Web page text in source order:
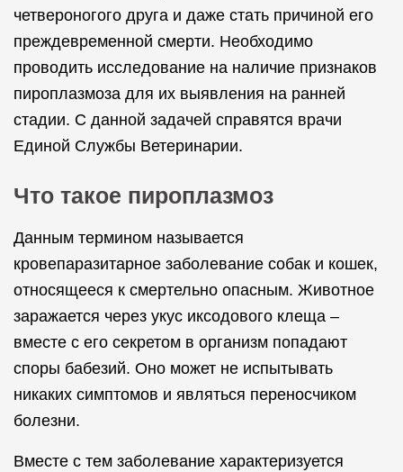
четвероногого друга и даже стать причиной его
преждевременной смерти. Необходимо
проводить исследование на наличие признаков
пироплазмоза для их выявления на ранней
стадии. С данной задачей справятся врачи
Единой Службы Ветеринарии.
Что такое пироплазмоз
Данным термином называется
кровепаразитарное заболевание собак и кошек,
относящееся к смертельно опасным. Животное
заражается через укус иксодового клеща –
вместе с его секретом в организм попадают
споры бабезий. Оно может не испытывать
никаких симптомов и являться переносчиком
болезни.
Вместе с тем заболевание характеризуется